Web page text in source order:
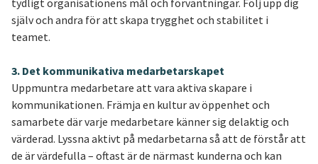
själv och andra för att skapa trygghet och stabilitet i
teamet.
3. Det kommunikativa medarbetarskapet
Uppmuntra medarbetare att vara aktiva skapare i
kommunikationen. Främja en kultur av öppenhet och
samarbete där varje medarbetare känner sig delaktig och
värderad. Lyssna aktivt på medarbetarna så att de förstår att
de är värdefulla – oftast är de närmast kunderna och kan